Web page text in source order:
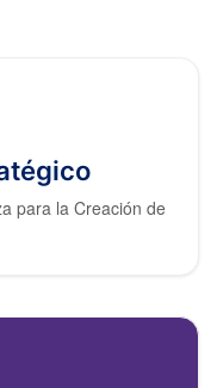
para la Creación de